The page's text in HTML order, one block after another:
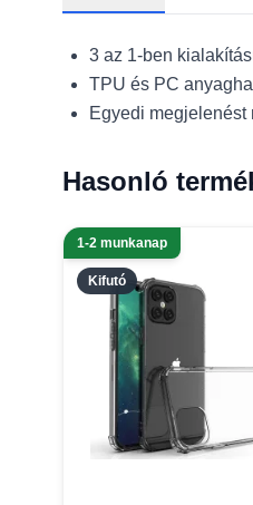
3 az 1-ben
TPU és PC
Egyedi megjelenést
Hasonló
Kifutó
1-2 munkanap